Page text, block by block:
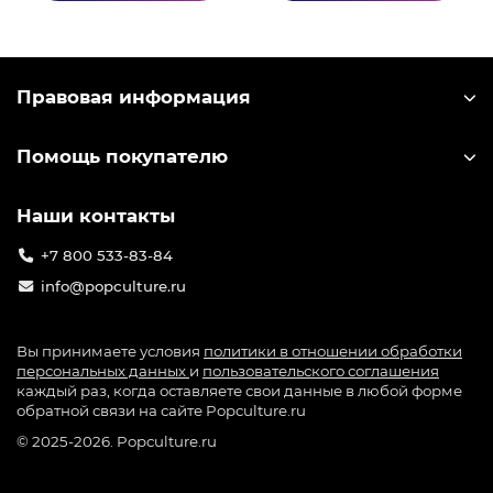
операциям и вылазкам. Используйте верстаки
оружия, а также изменяйте существующее
Управление ресурсами и командой
Союзники помогают вам выжить и добраться до
стратегию действий, деля ресурсы и задачи
Скрытность, борьба за выживание и сражения
Выжить в Зоне непросто. Каждый день
подбрасывает новые испытания, ваши союзники
гибнут, а запасы тают на глазах. Избегайте стычек,
Правовая информация
Помощь покупателю
Наши контакты
+7 800 533-83-84
info@popculture.ru
Вы принимаете условия политики в отношении обработки
персональных данных и пользовательского соглашения
каждый раз, когда оставляете свои данные в любой форме
обратной связи на сайте Popculture.ru
© 2025-2026. Popculture.ru